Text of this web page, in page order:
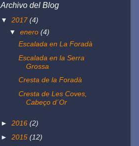
Archivo del Blog
▼ 2017(4)
▼enero(4)
Escalada en La Foradà
Escalada en la Serra
Grossa
Cresta de la Foradà
Cresta de Les Coves,
Cabeço d´Or
► 2016 (2)
► 2015 (12)